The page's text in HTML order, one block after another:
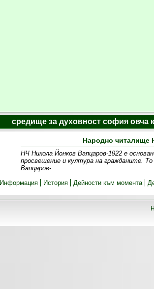
средище за духовност софия овча
Народно читалище
НЧ Никола Йонков Вапцаров-1922 е
просвещение и култура на гражданите.
Вапцаров-
Информация
История Дейности към момента